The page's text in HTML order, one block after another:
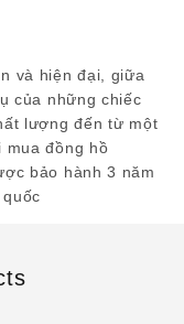
và hiện đại, giữa
của những chiếc
lượng đến từ một
mua đồng hồ
bảo hành 3 năm